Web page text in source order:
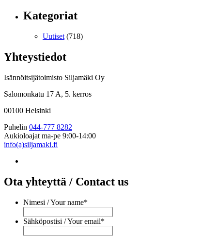
Kategoriat
Uutiset (718)
Yhteystiedot
Isännöitsijätoimisto Siljamäki Oy
Salomonkatu 17 A, 5. kerros
00100 Helsinki
Puhelin 044-777 8282
Aukioloajat ma-pe 9:00-14:00
info(a)siljamaki.fi
Ota yhteyttä / Contact us
Nimesi / Your name*
Sähköpostisi / Your email*